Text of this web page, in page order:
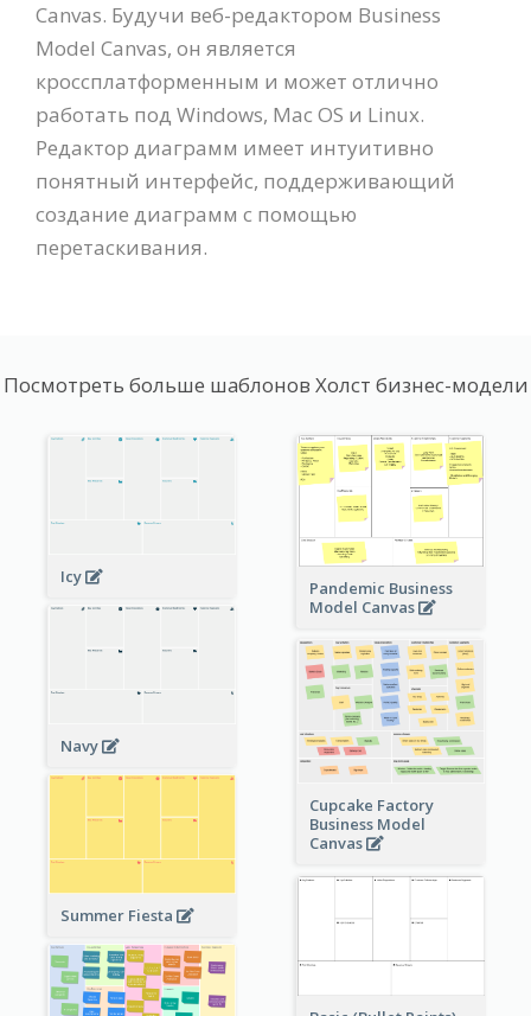
Canvas. Будучи веб-редактором Business
Model Canvas, он является
кроссплатформенным и может отлично
работать под Windows, Mac OS и Linux.
Редактор диаграмм имеет интуитивно
понятный интерфейс, поддерживающий
создание диаграмм с помощью
перетаскивания.
Посмотреть больше шаблонов Холст бизнес-модели
Icy
Pandemic Business
Model Canvas
Navy
Cupcake Factory
Business Model
Canvas
Summer Fiesta